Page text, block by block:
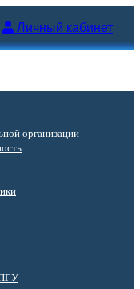
Личный кабинет
организации